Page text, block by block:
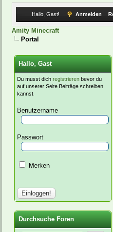
Hallo, Gast! Anmelden
Amity Minecraft
Portal
Hallo, Gast
Du musst dich registrieren bevor du
auf unserer Seite Beiträge schreiben
kannst.
Benutzername
Passwort
Merken
Durchsuche Foren